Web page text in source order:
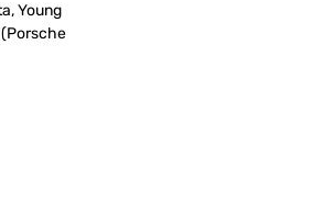
Young
(Porsche